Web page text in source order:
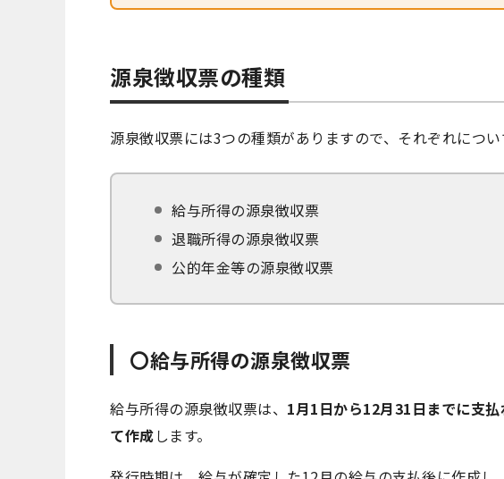
源泉徴収票の種類
源泉徴収票には3つの種類がありますので、それぞれについ
給与所得の源泉徴収票
退職所得の源泉徴収票
公的年金等の源泉徴収票
〇給与所得の源泉徴収票
給与所得の源泉徴収票は、 1月1日から12月31日までに支
て作成します。